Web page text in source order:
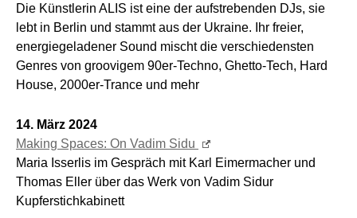
Die Künstlerin ALIS ist eine der aufstrebenden DJs, sie
lebt in Berlin und stammt aus der Ukraine. Ihr freier,
energiegeladener Sound mischt die verschiedensten
Genres von groovigem 90er-Techno, Ghetto-Tech, Hard
House, 2000er-Trance und mehr
14. März 2024
Making Spaces: On Vadim Sidu
Maria Isserlis im Gespräch mit Karl Eimermacher und
Thomas Eller über das Werk von Vadim Sidur
Kupferstichkabinett